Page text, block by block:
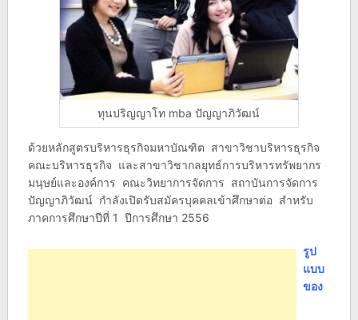
ทุนปริญญาโท mba ปัญญาภิวัฒน์
ด้วยหลักสูตรบริหารธุรกิจมหาบัณฑิต สาขาวิชาบริหารธุรกิจ
คณะบริหารธุรกิจ และสาขาวิชากลยุทธ์การบริหารทรัพยากร
มนุษย์และองค์การ คณะวิทยาการจัดการ สถาบันการจัดการ
ปัญญาภิวัฒน์ กำลังเปิดรับสมัครบุคคลเข้าศึกษาต่อ สำหรับ
ภาคการศึกษาปีที่ 1 ปีการศึกษา 2556
รูป
แบบ
ของ